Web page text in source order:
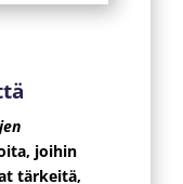
joihin
tärkeitä,